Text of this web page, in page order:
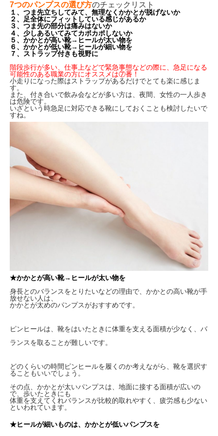
7つのパンプスの選び方のチェックリスト
１、つま先立ちしてみて、無理なくかかとが脱げないか
２、足全体にフィットしている感じがあるか
３、つま先の部分は痛みはないか
４、 少しあるいてみてカポカポしないか
５、かかとが高い靴→ヒールが太い物を
６、かかとが低い靴→ヒールが細い物を
７、ストラップ付きも視野に
階段歩行が多い、仕事上などで緊急事態などの際に、急足になる
可能性のある職業の方にオススメは⑦番！
小走りになった際はストラップがあるだけでとても楽に感じま
す。
また、付き合いで飲み会などが多い方は、夜間、女性の一人歩き
は危険です。
いざという時急足に対応できる靴にしておくことも検討したいで
すね。
★かかとが高い靴→ヒールが太い物を
身長とのバランスをとりたいなどの理由で、かかとの高い靴が手
放せない人は、
かかとが太めのパンプスがおすすめです。
ピンヒールは、靴をはいたときに体重を支える面積が少なく、バ
ランスを取ることが難しいです。
どのくらいの時間ピンヒールを履くのか考えながら、靴を選択す
ることもいいでしょう。
その点、かかとが太いパンプスは、地面に接する面積が広いの
で、歩いたときにも
体重を支えてくれバランスが比較的取れやすく、疲労感も少ない
といわれています。
★ヒールが細いものは、かかとが低いパンプスを